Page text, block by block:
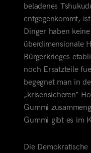
beladenes
entgegenkommt,
Dinger haben
überdimensionale
Bürgerkrieges
noch Ersatzteile
begegnet man in
„krisensicheren“
Gummi
Gummi gibt es im
Die